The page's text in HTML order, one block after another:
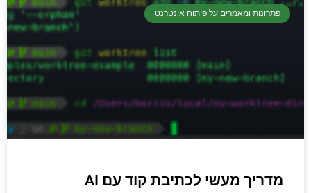
קריפטוגרפיה, ביצועים, אבטחת מידע ומידע
יסודי וחשוב שגם מתכנתים מנוסים לא תמיד
הכנסו עכשיו
פתרונות ומאמרים על פיתוח אינטרנט
מדריך מעשי לכתיבת קוד עם AI